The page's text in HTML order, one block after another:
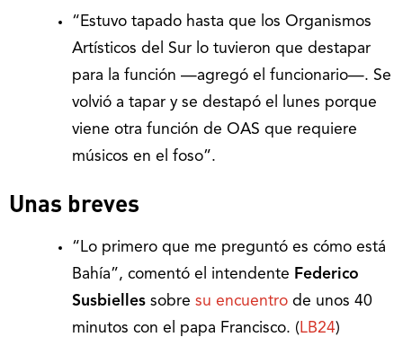
“Estuvo tapado hasta que los Organismos
Artísticos del Sur lo tuvieron que destapar
para la función —agregó el funcionario—. Se
volvió a tapar y se destapó el lunes porque
viene otra función de OAS que requiere
músicos en el foso”.
Unas breves
“Lo primero que me preguntó es cómo está
Bahía”, comentó el intendente Federico
Susbielles sobre su encuentro de unos 40
minutos con el papa Francisco. ( LB24)